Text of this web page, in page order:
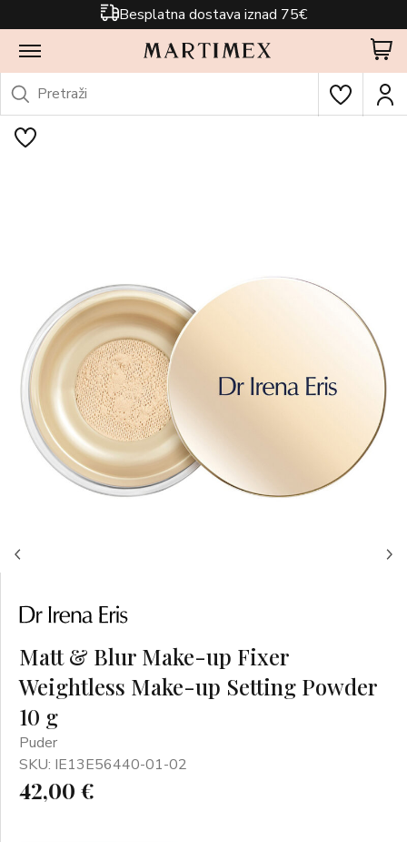
Besplatna dostava iznad 75€
Matt & Blur Make-up Fixer
Weightless Make-up Setting Powder
10 g
Puder
SKU: IE13E56440-01-02
42,00 €